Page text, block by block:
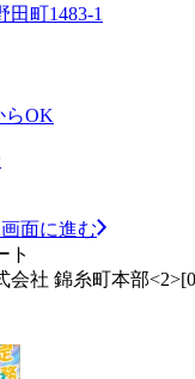
町1483-1
らOK
面に進む
ト
会社 錦糸町本部